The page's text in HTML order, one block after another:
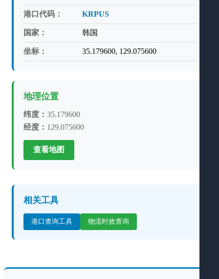
港口代码： KRPUS
国家： 韩国
坐标： 35.179600, 129.075600
地理位置
纬度： 35.179600
经度： 129.075600
查看地图
相关工具
港口查询工具 物流时效查询